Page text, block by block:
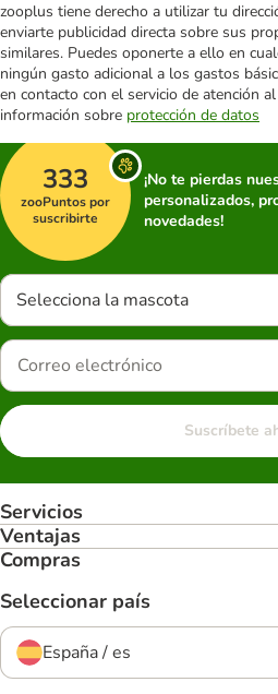
zooplus tiene derecho a utilizar tu
enviarte publicidad directa sobre sus
similares. Puedes oponerte a ello en
ningún gasto adicional a los gastos
en contacto con el servicio de atención
información sobre protección de datos
333
zooPuntos por
suscribirte
¡No te pierdas
personalizados,
novedades!
Selecciona la mascota
Suscríbete
Servicios
Ventajas
Compras
Seleccionar país
España / es